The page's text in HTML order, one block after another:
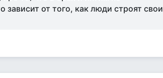
от того, как люди строят свои